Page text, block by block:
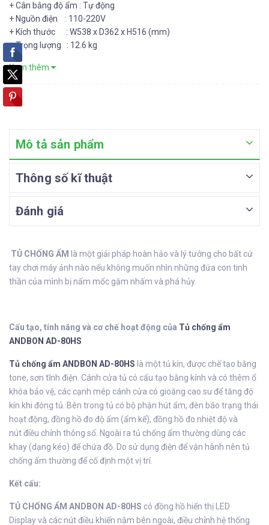
+ Cân bằng độ ẩm : Tự động
+ Nguồn điện : 110-220V
+ Kích thước : W538 x D362 x H516 (mm)
+ Trọng lượng : 12.6 kg
Xem thêm
Mô tả sản phẩm
Thông số kĩ thuật
Đánh giá
TỦ CHỐNG ẨM
là một giải pháp hoàn hảo và lý tưởng cho bất cứ
tay chơi máy ảnh nào nếu không muốn nhìn những đứa con tinh
thần của mình bị nấm mốc gặm nhấm và phá hủy.
Cấu tạo, tính năng và cơ chế hoạt động của Tủ chống ẩm
ANDBON AD-80HS
Tủ chống ẩm ANDBON AD-80HS là một tủ kín, được chế tạo bằng
tone, sơn tĩnh điện. Cánh cửa tủ có cấu tạo bằng kính và có thêm ổ
khóa bảo vệ, các cạnh mép cánh cửa có gioăng cao su để tăng độ
kín khi đóng tủ. Bên trong tủ có bộ phận hút ẩm, đèn báo trạng thái
hoạt động, đồng hồ đo độ ẩm (ẩm kế), đồng hồ đo nhiệt độ và
nút điều chỉnh thông số. Ngoài ra tủ chống ẩm thường dùng các
khay (dạng kéo) để chứa đồ. Do sử dụng điện để vận hành nên tủ
chống ẩm thường để cố định một vị trí.
Kết cấu:
TỦ CHỐNG ẨM ANDBON AD-80HS có đồng hồ hiển thị LED
Display và các nút điều khiển nằm bên ngoài, điều chỉnh hệ thống